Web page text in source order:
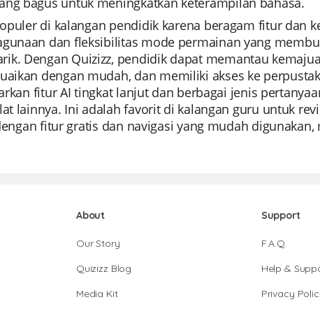
di kalangan pendidik karena beragam fitur dan
dan fleksibilitas mode permainan yang
Dengan Quizizz, pendidik dapat memantau
dengan mudah, dan memiliki akses ke
fitur AI tingkat lanjut dan berbagai jenis
lainnya. Ini adalah favorit di kalangan guru untuk
fitur gratis dan navigasi yang mudah digunakan,
About
Our Story
Quizizz Blog
Media Kit
Support
F.A.Q.
Help &
Privacy